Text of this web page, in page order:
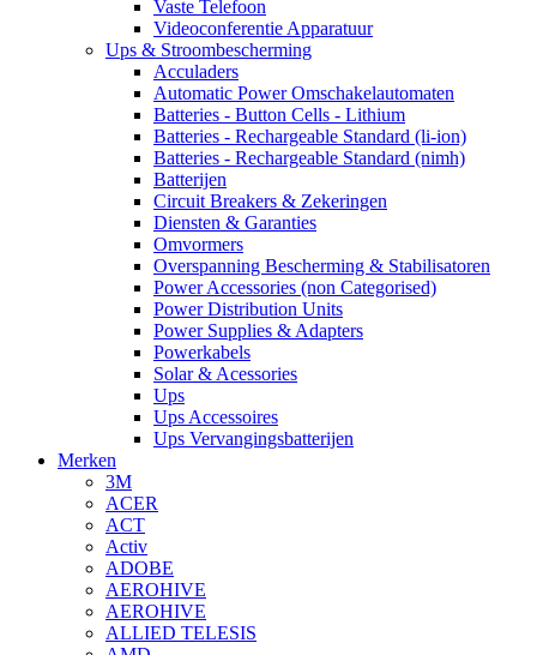
Vaste Telefoon
Videoconferentie Apparatuur
Ups & Stroombescherming
Acculaders
Automatic Power Omschakelautomaten
Batteries - Button Cells - Lithium
Batteries - Rechargeable Standard (li-ion)
Batteries - Rechargeable Standard (nimh)
Batterijen
Circuit Breakers & Zekeringen
Diensten & Garanties
Omvormers
Overspanning Bescherming & Stabilisatoren
Power Accessories (non Categorised)
Power Distribution Units
Power Supplies & Adapters
Powerkabels
Solar & Acessories
Ups
Ups Accessoires
Ups Vervangingsbatterijen
Merken
3M
ACER
ACT
Activ
ADOBE
AEROHIVE
AEROHIVE
ALLIED TELESIS